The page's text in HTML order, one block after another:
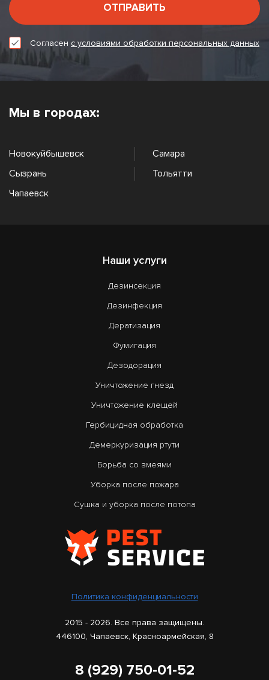
ОТПРАВИТЬ
Согласен с условиями обработки персональных данных
Мы в городах:
Новокуйбышевск
Самара
Сызрань
Тольятти
Чапаевск
Наши услуги
Дезинсекция
Дезинфекция
Дератизация
Фумигация
Дезодорация
Уничтожение гнезд
Уничтожение клещей
Гербицидная обработка
Демеркуризация ртути
Борьба со змеями
Уборка после пожара
Сушка и уборка после потопа
Политика конфиденциальности
2015 - 2026. Все права защищены.
446100, Чапаевск, Красноармейская, 8
8 (929) 750-01-52